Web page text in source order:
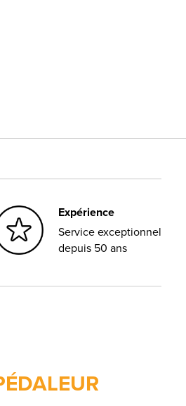
Expérience
Service exceptionnel
depuis 50 ans